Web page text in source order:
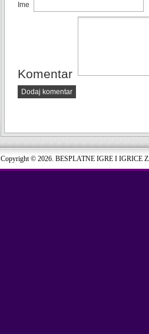
Ime
Komentar
Dodaj komentar
Copyright © 2026. BESPLATNE IGRE I IGRICE